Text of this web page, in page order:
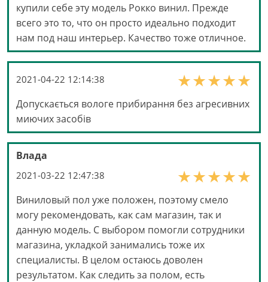
купили себе эту модель Рокко винил. Прежде
всего это то, что он просто идеально подходит
нам под наш интерьер. Качество тоже отличное.
2021-04-22 12:14:38
Допускається вологе прибирання без агресивних
миючих засобів
Влада
2021-03-22 12:47:38
Виниловый пол уже положен, поэтому смело
могу рекомендовать, как сам магазин, так и
данную модель. С выбором помогли сотрудники
магазина, укладкой занимались тоже их
специалисты. В целом остаюсь доволен
результатом. Как следить за полом, есть